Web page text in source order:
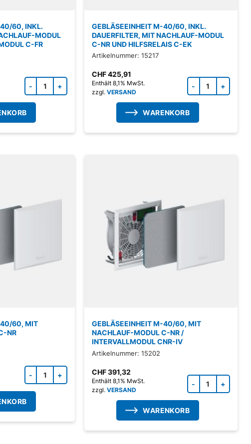
40/60, INKL.
MODUL
C-FR
Zubehörprodukt Menge
GEBLÄSEEINHEIT M-40/60, INKL.
DAUERFILTER, MIT NACHLAUF-MODUL
C-NR UND HILFSRELAIS C-EK
Artikelnummer: 15217
CHF425,91
Enthält 8,1% MwSt.
zzgl.VERSAND
WARENKORB
40/60, MIT
NR
Zubehörprodukt Menge
GEBLÄSEEINHEIT M-40/60, MIT
NACHLAUF-MODUL C-NR /
INTERVALLMODUL CNR-IV
Artikelnummer: 15202
CHF391,32
Enthält 8,1% MwSt.
zzgl.VERSAND
WARENKORB